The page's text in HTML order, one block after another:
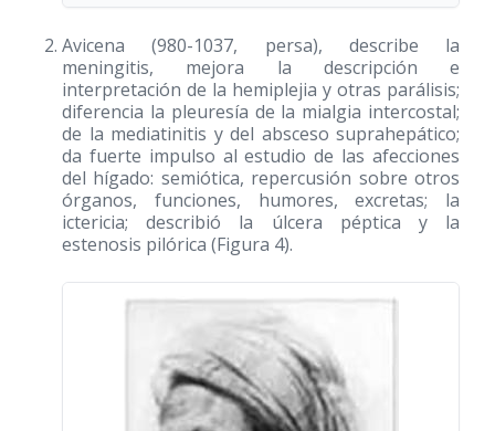
Avicena (980-1037, persa), describe la
meningitis, mejora la descripción e
interpretación de la hemiplejia y otras parálisis;
diferencia la pleuresía de la mialgia intercostal;
de la mediatinitis y del absceso suprahepático;
da fuerte impulso al estudio de las afecciones
del hígado: semiótica, repercusión sobre otros
órganos, funciones, humores, excretas; la
ictericia; describió la úlcera péptica y la
estenosis pilórica (Figura 4).